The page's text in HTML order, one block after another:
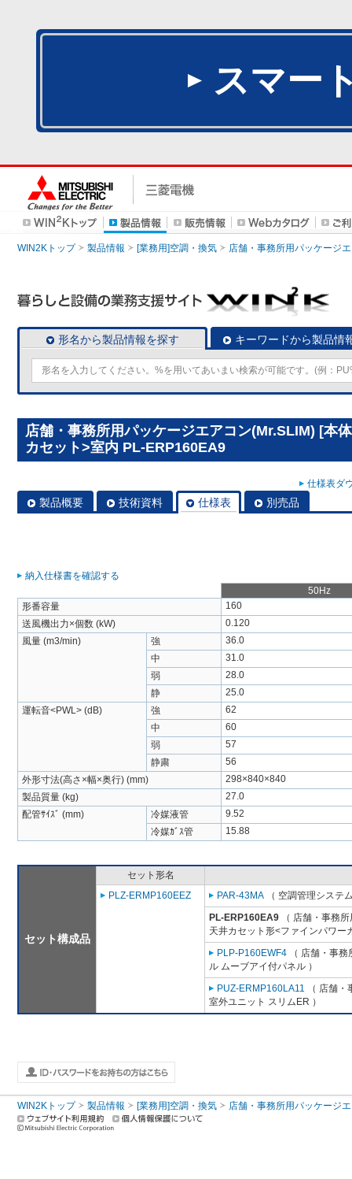
スマー
WIN2Kトップ 製品情報 [業務用]空調・換気 店舗・事務所用パッケージ
形名から製品情報を探す キーワードから製品情
店舗・事務所用パッケージエアコン(Mr.SLIM) [本
カセット>室内 PL-ERP160EA9
仕様表ダ
製品概要 技術資料 仕様表 別売品
納入仕様書を確認する
50Hz
形番容量
160
送風機出力×個数 (kW)
0.120
風量 (m3/min)
強
36.0
中
31.0
弱
28.0
静
25.0
運転音<PWL> (dB)
強
62
中
60
弱
57
静粛
56
外形寸法(高さ×幅×奥行) (mm)
298×840×840
製品質量 (kg)
27.0
配管ｻｲｽﾞ (mm)
冷媒液管
9.52
冷媒ｶﾞｽ管
15.88
セット構成品
セット形名
PLZ-ERMP160EEZ
PAR-43MA （ 空調管理システ
PL-ERP160EA9 （ 店舗・事務
天井カセット形<ファインパワー
PLP-P160EWF4 （ 店舗・事
ル ムーブアイ付パネル ）
PUZ-ERMP160LA11 （ 店舗
室外ユニット スリムER ）
WIN2Kトップ 製品情報 [業務用]空調・換気 店舗・事務所用パッケージ